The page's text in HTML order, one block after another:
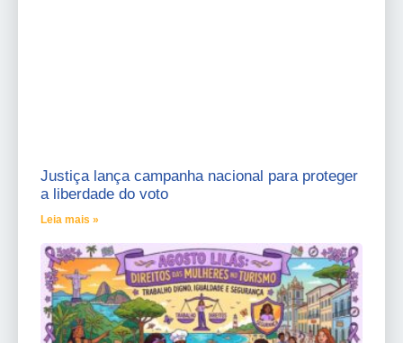
Justiça lança campanha nacional para proteger
a liberdade do voto
Leia mais »